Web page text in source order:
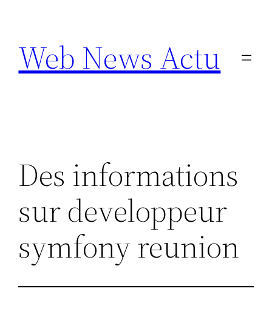
contenu
Web News Actu
Des informations
sur developpeur
symfony reunion